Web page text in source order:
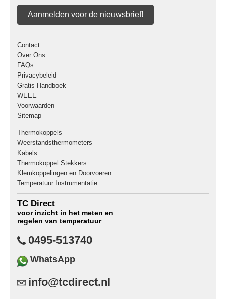
Aanmelden voor de nieuwsbrief!
Contact
Over Ons
FAQs
Privacybeleid
Gratis Handboek
WEEE
Voorwaarden
Sitemap
Thermokoppels
Weerstandsthermometers
Kabels
Thermokoppel Stekkers
Klemkoppelingen en Doorvoeren
Temperatuur Instrumentatie
TC Direct
voor inzicht in het meten en
regelen van temperatuur
0495-513740
WhatsApp
info@tcdirect.nl